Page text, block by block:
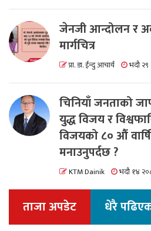
जेनजी आन्दोलन र
मार्गचित्र
प्रा. डा. ईन्दु आचार्य भदौ
चिनियाँ जनताको
युद्ध विजय र
विजयको ८० औं
मनाउनुपर्दछ ?
KTM Dainik भदौ १४
ताजा अपडेट धेरै